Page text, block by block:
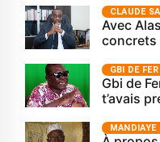
CLAUDE
Avec
concrets
GBI DE FER
Gbi de
t’avais
MANDIAYE